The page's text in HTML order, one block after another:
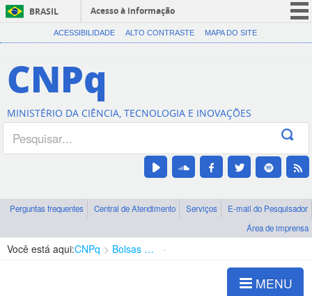
BRASIL
Acesso à informação
CORONAVÍRUS (COVID-19)
Canais
ACESSIBILIDADE ALTO CONTRASTE MAPA DO SITE
CNPq
MINISTÉRIO DA CIÊNCIA, TECNOLOGIA E INOVAÇÕES
Perguntas frequentes Central de Atendimento Serviços
E-mail do Pesquisador
Área de imprensa
Você está aqui:CNPq Bolsas e Auxílios Vigentes
MENU